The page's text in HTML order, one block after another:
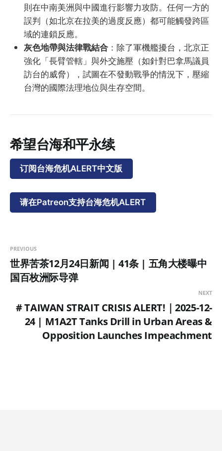
則在中南美洲與中國進行影響力攻防。任何一方的
誤判（如北京在拉美的過度反應）都可能觸發跨區
域的連鎖反應。
灰色地帶與法律戰結合 ：除了軍機艦擾台，北京正
強化「長臂管轄」與外交施壓（如針對巴拿馬議員
訪台的威脅），試圖在不發動戰爭的情況下，壓縮
台灣的國際法理地位與生存空間。
希望台海和平永续
订阅台海危机ALERT中文版
请在Patreon支持台海危机ALERT
PREVIOUS
世界苦茶12月24日新闻 | 41条 | 五角大楼曝中
国百枚洲际导弹
NEXT
# TAIWAN STRAIT CRISIS ALERT!｜2025-12-
24 | M1A2T Tanks Drill in Urban Areas &
Opposition Launches Impeachment